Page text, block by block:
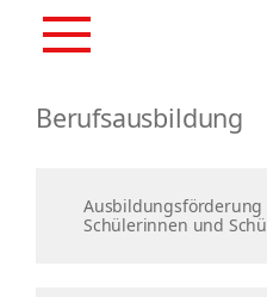
Berufsausbildung
Schülerinnen und